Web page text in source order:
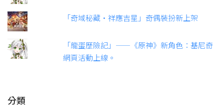
「奇域秘藏·祥應吉星」奇偶裝扮新上架
「龍蛋歷險記」——《原神》新角色：基尼奇
網頁活動上線。
分類